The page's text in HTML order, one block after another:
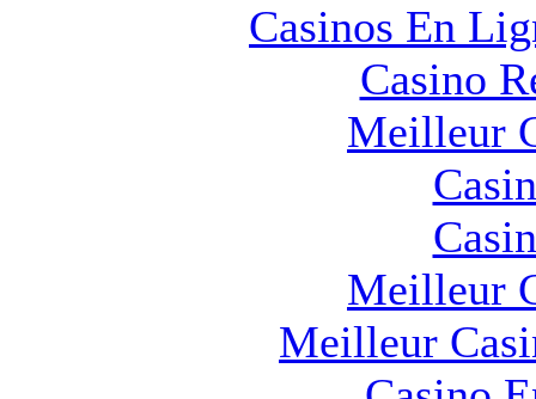
Casinos En
Casino
Meilleur
Meilleur
Meilleur